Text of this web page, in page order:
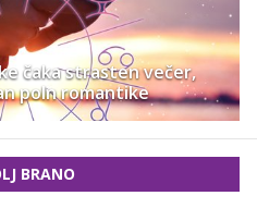
čaka strasten večer,
poln romantike
BRANO